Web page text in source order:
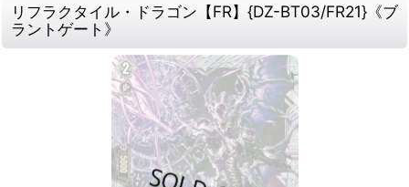
リフラクタイル・ドラゴン【FR】{DZ-BT03/FR21}《ブ
ラントゲート》